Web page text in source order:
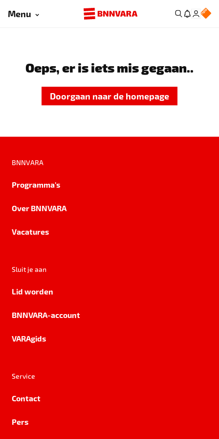
Menu
Oeps, er is iets mis gegaan..
Doorgaan naar de homepage
BNNVARA
Programma's
Over BNNVARA
Vacatures
Sluit je aan
Lid worden
BNNVARA-account
VARAgids
Service
Contact
Pers